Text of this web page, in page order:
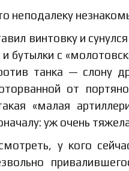
неподалеку
винтовку и
бутылки с
танка — слону
от
«малая
уж очень
у кого